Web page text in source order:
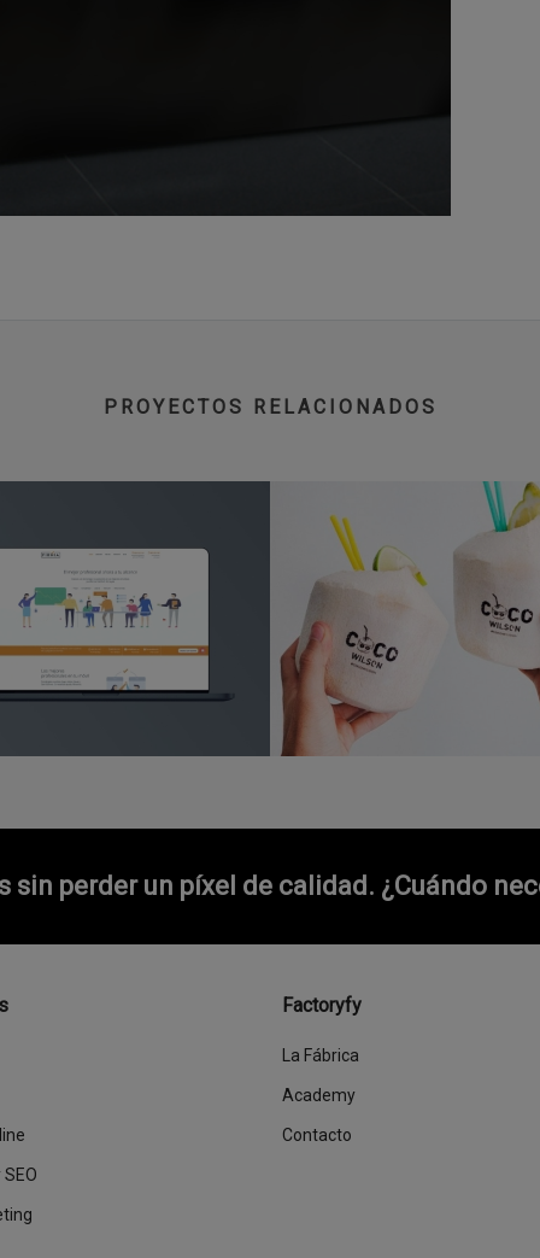
PROYECTOS RELACIONADOS
sin perder un píxel de calidad. ¿Cuándo
Factoryfy
La Fábrica
Academy
Contacto